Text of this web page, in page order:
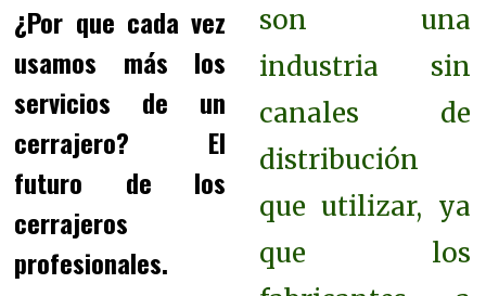
¿Por que cada vez
usamos más los
servicios de un
cerrajero? El
futuro de los
cerrajeros
profesionales.
son una
industria sin
canales de
distribución
que utilizar, ya
que los